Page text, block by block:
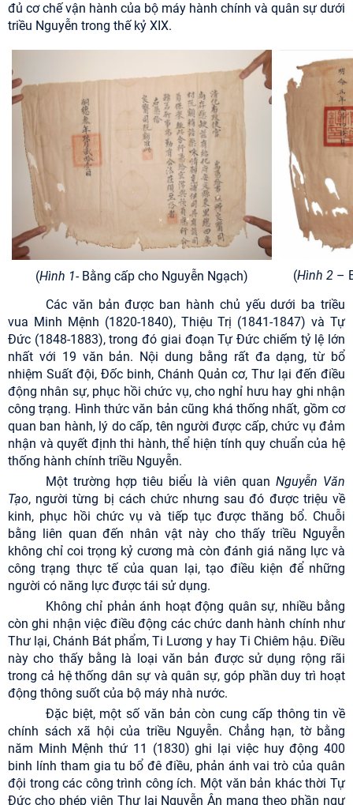
đủ cơ chế vận hành của bộ máy hành chính và quân sự dưới
triều Nguyễn trong thế kỷ XIX.
(Hình 1- Bằng cấp cho Nguyễn Ngạch) (Hình 2 –
Các văn bản được ban hành chủ yếu dưới ba triều
vua Minh Mệnh (1820-1840), Thiệu Trị (1841-1847) và Tự
Đức (1848-1883), trong đó giai đoạn Tự Đức chiếm tỷ lệ lớn
nhất với 19 văn bản. Nội dung bằng rất đa dạng, từ bổ
nhiệm Suất đội, Đốc binh, Chánh Quản cơ, Thư lại đến điều
động nhân sự, phục hồi chức vụ, cho nghỉ hưu hay ghi nhận
công trạng. Hình thức văn bản cũng khá thống nhất, gồm cơ
quan ban hành, lý do cấp, tên người được cấp, chức vụ đảm
nhận và quyết định thi hành, thể hiện tính quy chuẩn của hệ
thống hành chính triều Nguyễn.
Một trường hợp tiêu biểu là viên quan Nguyễn Văn
Tạo, người từng bị cách chức nhưng sau đó được triệu về
kinh, phục hồi chức vụ và tiếp tục được thăng bổ. Chuỗi
bằng liên quan đến nhân vật này cho thấy triều Nguyễn
không chỉ coi trọng kỷ cương mà còn đánh giá năng lực và
công trạng thực tế của quan lại, tạo điều kiện để những
người có năng lực được tái sử dụng.
Không chỉ phản ánh hoạt động quân sự, nhiều bằng
còn ghi nhận việc điều động các chức danh hành chính như
Thư lại, Chánh Bát phẩm, Ti Lương y hay Ti Chiêm hậu. Điều
này cho thấy bằng là loại văn bản được sử dụng rộng rãi
trong cả hệ thống dân sự và quân sự, góp phần duy trì hoạt
động thông suốt của bộ máy nhà nước.
Đặc biệt, một số văn bản còn cung cấp thông tin về
chính sách xã hội của triều Nguyễn. Chẳng hạn, tờ bằng
năm Minh Mệnh thứ 11 (1830) ghi lại việc huy động 400
binh lính tham gia tu bổ đê điều, phản ánh vai trò của quân
đội trong các công trình công ích. Một văn bản khác thời Tự
Đức cho phép viên Thư lại Nguyễn Ân mang theo phần ngự